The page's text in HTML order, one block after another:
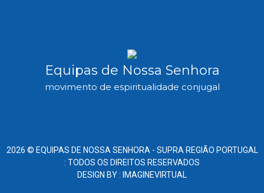
Equipas de Nossa Senhora
movimento de espiritualidade conjugal
2026 © EQUIPAS DE NOSSA SENHORA - SUPRA REGIÃO PORTUGAL
: TODOS OS DIREITOS RESERVADOS
DESIGN BY : IMAGINEVIRTUAL